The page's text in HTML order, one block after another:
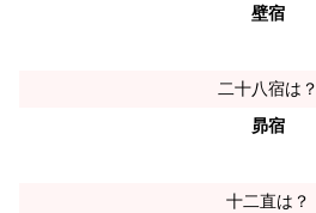
壁宿
二十八宿は？
昴宿
十二直は？